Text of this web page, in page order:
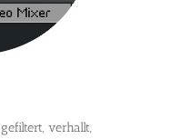
verhallt,